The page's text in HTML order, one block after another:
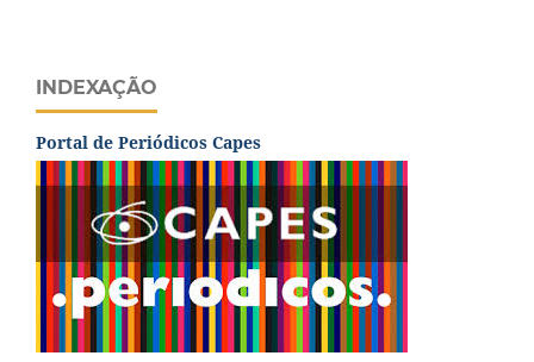
INDEXAÇÃO
Portal de Periódicos Capes